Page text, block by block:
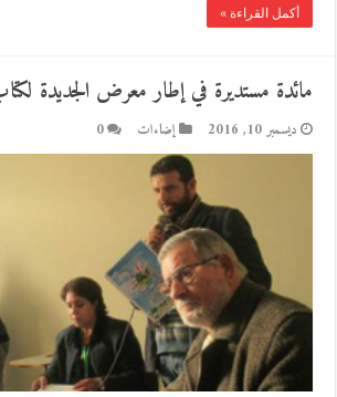
أكمل القراءة »
مائدة مستديرة في إطار معرض الجديدة
ديسمبر 10, 2016 إضاءات 0